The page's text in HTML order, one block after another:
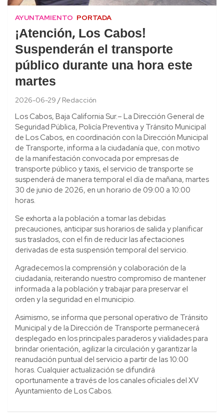
AYUNTAMIENTO PORTADA
¡Atención, Los Cabos!
Suspenderán el transporte
público durante una hora este
martes
2026-06-29 Redacción
Los Cabos, Baja California Sur.– La Dirección General de
Seguridad Pública, Policía Preventiva y Tránsito Municipal
de Los Cabos, en coordinación con la Dirección Municipal
de Transporte, informa a la ciudadanía que, con motivo
de la manifestación convocada por empresas de
transporte público y taxis, el servicio de transporte se
suspenderá de manera temporal el día de mañana, martes
30 de junio de 2026, en un horario de 09:00 a 10:00
horas.
Se exhorta a la población a tomar las debidas
precauciones, anticipar sus horarios de salida y planificar
sus traslados, con el fin de reducir las afectaciones
derivadas de esta suspensión temporal del servicio.
Agradecemos la comprensión y colaboración de la
ciudadanía, reiterando nuestro compromiso de mantener
informada a la población y trabajar para preservar el
orden y la seguridad en el municipio.
Asimismo, se informa que personal operativo de Tránsito
Municipal y de la Dirección de Transporte permanecerá
desplegado en los principales paraderos y vialidades para
brindar orientación, agilizar la circulación y garantizar la
reanudación puntual del servicio a partir de las 10:00
horas. Cualquier actualización se difundirá
oportunamente a través de los canales oficiales del XV
Ayuntamiento de Los Cabos.